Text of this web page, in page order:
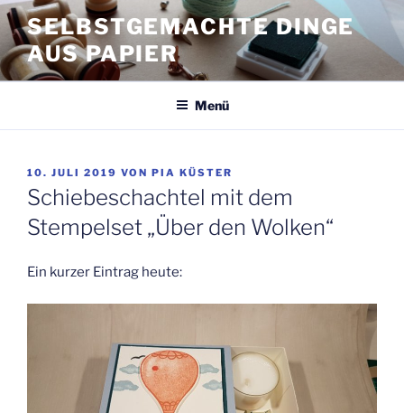
Zum
Inhalt
springen
SELBSTGEMACHTE DINGE
AUS PAPIER
Menü
VERÖFFENTLICHT
AM
10. JULI 2019 VON PIA KÜSTER
Schiebeschachtel mit dem
Stempelset „Über den Wolken“
Ein kurzer Eintrag heute: